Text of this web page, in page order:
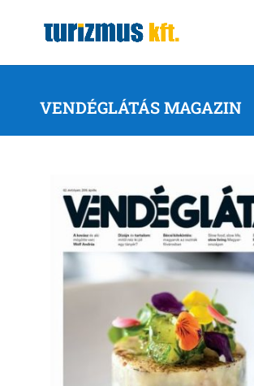
VENDÉGLÁTÁS MAGAZIN